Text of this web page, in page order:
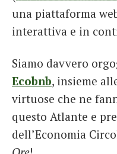
una piattaforma
interattiva e in
Siamo davvero
Ecobnb, insieme
virtuose che ne
questo Atlante e
dell’Economia